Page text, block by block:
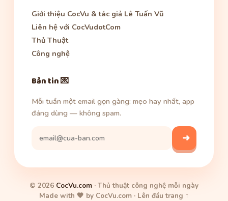
Giới thiệu CocVu & tác giả Lê Tuấn Vũ
Liên hệ với CocVudotCom
Thủ Thuật
Công nghệ
Bản tin 💌
Mỗi tuần một email gọn gàng: mẹo hay nhất, app
đáng dùng — không spam.
➜
© 2026 CocVu.com · Thủ thuật công nghệ mỗi ngày
Made with 🧡 by CocVu.com · Lên đầu trang ↑